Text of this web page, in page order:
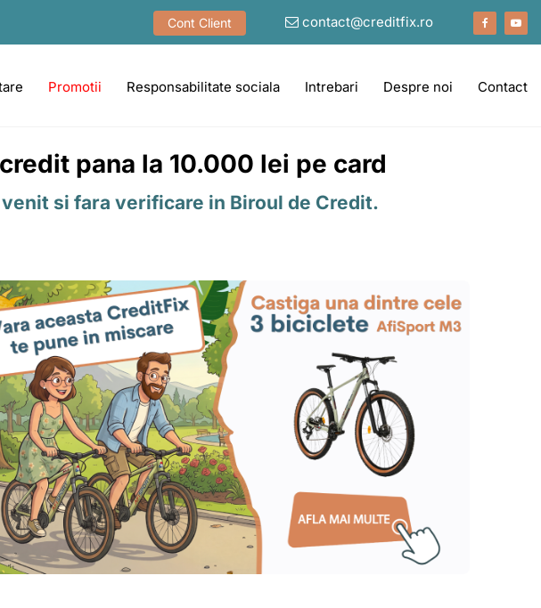
Cont Client contact@creditfix.ro
Promotii Responsabilitate sociala Intrebari Despre noi Contact
pana la 10.000 lei pe card
si fara verificare in Biroul de Credit.